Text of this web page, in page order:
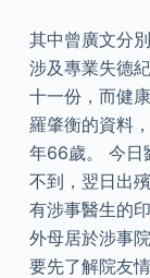
其中曾廣文分
涉及專業失德
十一份，而健
羅肇衡的資料
年66歲。 今日
不到，翌日出
有涉事醫生的
外母居於涉事
要先了解院友